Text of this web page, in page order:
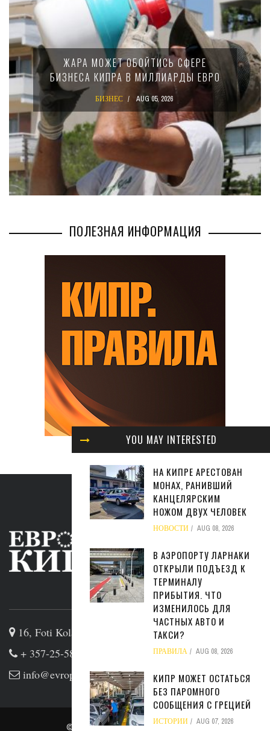
YOU MAY INTERESTED
НА КИПРЕ АРЕСТОВАН
МОНАХ, РАНИВШИЙ
КАНЦЕЛЯРСКИМ
НОЖОМ ДВУХ ЧЕЛОВЕК
НОВОСТИ AUG 08, 2026
В АЭРОПОРТУ ЛАРНАКИ
ОТКРЫЛИ ПОДЪЕЗД К
ТЕРМИНАЛУ
ПРИБЫТИЯ. ЧТО
ИЗМЕНИЛОСЬ ДЛЯ
ЧАСТНЫХ АВТО И
ТАКСИ?
ПРАВИЛА AUG 08, 2026
КИПР МОЖЕТ ОСТАТЬСЯ
БЕЗ ПАРОМНОГО
СООБЩЕНИЯ С ГРЕЦИЕЙ
ИСТОРИИ AUG 07, 2026
ЖАРА МОЖЕТ ОБОЙТИСЬ СФЕРЕ
БИЗНЕСА КИПРА В МИЛЛИАРДЫ ЕВРО
БИЗНЕС AUG 05, 2026
ПОЛЕЗНАЯ ИНФОРМАЦИЯ
ABOUT US
16, Foti Kolakidi str, 3031, Limassol, Cyprus
+ 357-25-581133
info@evropakipr.com
© Copyrightadmin. All rights reserved.